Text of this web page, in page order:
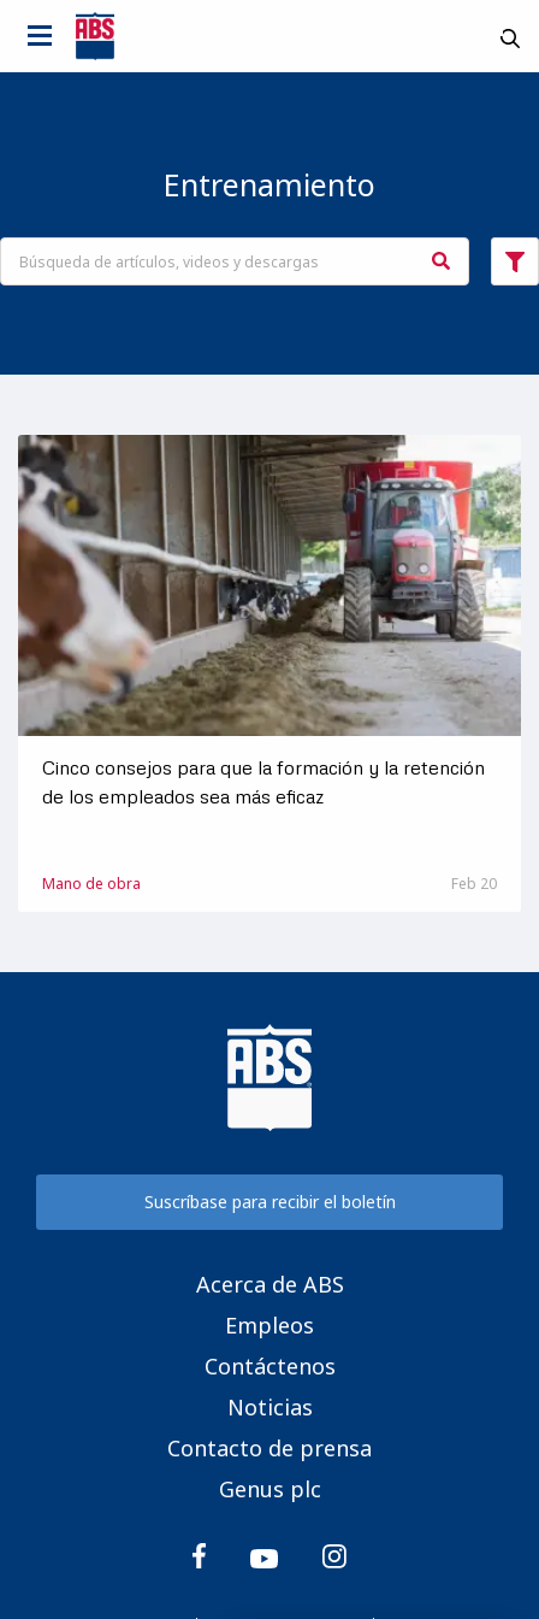
País
Entrenamiento
Cinco consejos para que la formación y la retención
de los empleados sea más eficaz
Mano de obra Feb 20
Suscríbase para recibir el boletín
Acerca de ABS
Empleos
Contáctenos
Noticias
Contacto de prensa
Genus plc